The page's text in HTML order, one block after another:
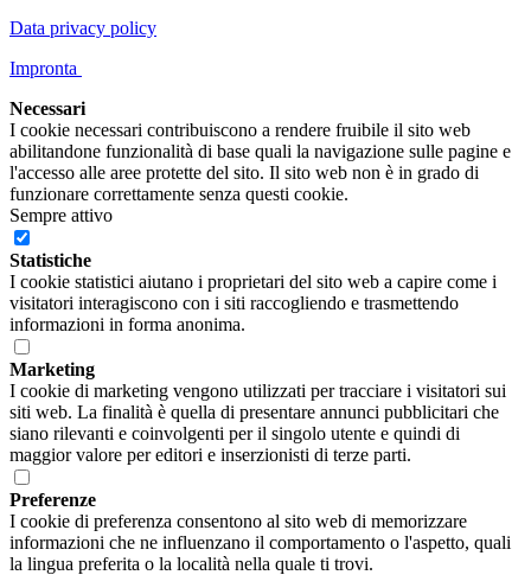
Data privacy policy
Impronta
Necessari
I cookie necessari contribuiscono a rendere fruibile il sito web
abilitandone funzionalità di base quali la navigazione sulle pagine e
l'accesso alle aree protette del sito. Il sito web non è in grado di
funzionare correttamente senza questi cookie.
Sempre attivo
Statistiche
I cookie statistici aiutano i proprietari del sito web a capire come i
visitatori interagiscono con i siti raccogliendo e trasmettendo
informazioni in forma anonima.
Marketing
I cookie di marketing vengono utilizzati per tracciare i visitatori sui
siti web. La finalità è quella di presentare annunci pubblicitari che
siano rilevanti e coinvolgenti per il singolo utente e quindi di
maggior valore per editori e inserzionisti di terze parti.
Preferenze
I cookie di preferenza consentono al sito web di memorizzare
informazioni che ne influenzano il comportamento o l'aspetto, quali
la lingua preferita o la località nella quale ti trovi.